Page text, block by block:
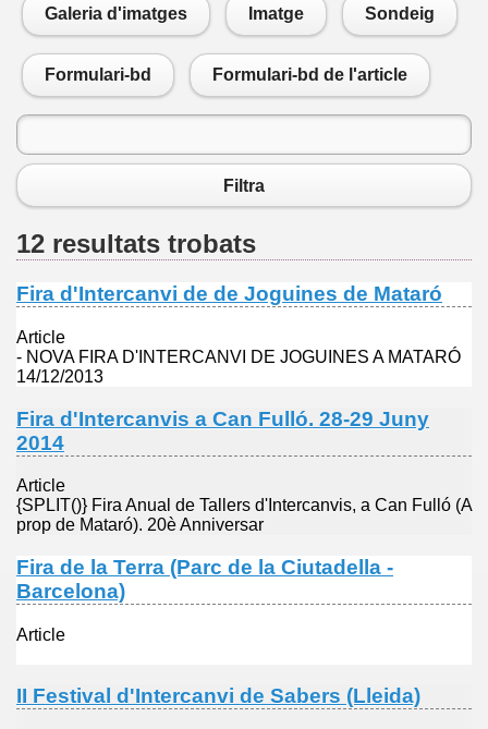
Galeria d'imatges Imatge Sondeig
Formulari-bd Formulari-bd de l'article
Filtra
12 resultats trobats
Fira d'Intercanvi de de Joguines de Mataró
Article
- NOVA FIRA D'INTERCANVI DE JOGUINES A MATARÓ
14/12/2013
Fira d'Intercanvis a Can Fulló. 28-29 Juny
2014
Article
{SPLIT()} Fira Anual de Tallers d'Intercanvis, a Can Fulló (A
prop de Mataró). 20è Anniversar
Fira de la Terra (Parc de la Ciutadella -
Barcelona)
Article
II Festival d'Intercanvi de Sabers (Lleida)